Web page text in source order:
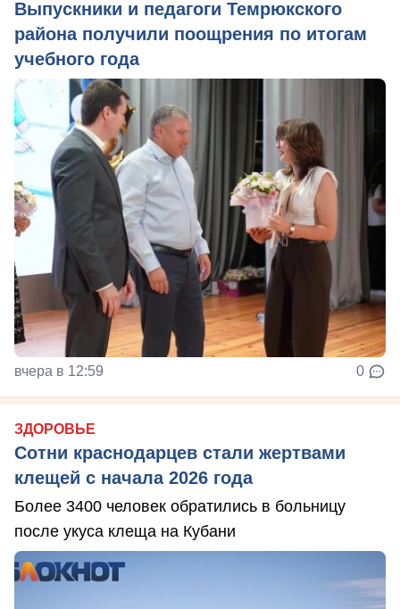
Выпускники и педагоги Темрюкского
района получили поощрения по итогам
учебного года
вчера в 12:59 0
ЗДОРОВЬЕ
Сотни краснодарцев стали жертвами
клещей с начала 2026 года
Более 3400 человек обратились в больницу
после укуса клеща на Кубани